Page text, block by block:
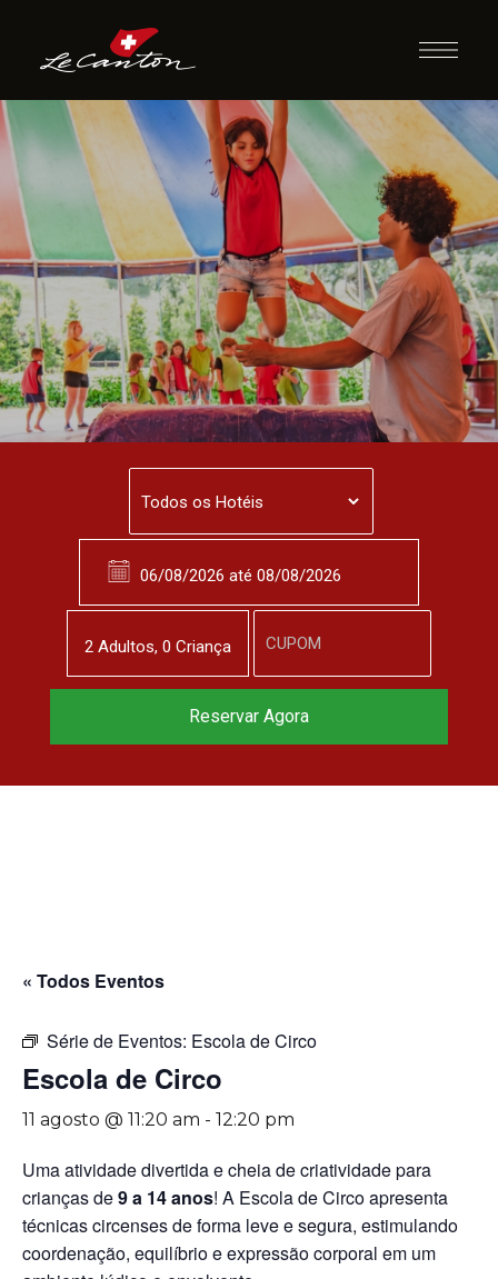
Escola de Circo
« Todos Eventos
Série de Eventos: Escola de Circo
Escola de Circo
11 agosto @ 11:20 am - 12:20 pm
Uma atividade divertida e cheia de criatividade para
crianças de9 a 14 anos! A Escola de Circo apresenta
técnicas circenses de forma leve e segura, estimulando
coordenação, equilíbrio e expressão corporal em um
2 Adultos, 0 Criança
Reservar Agora